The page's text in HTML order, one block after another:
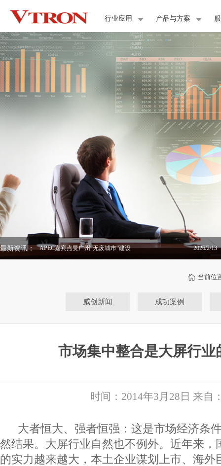
行业应用 产品与方案
最新资讯：
2026/2/13
APEC嘉宾点赞广州“无废城市”建设
威创“超融屏”助力中广核春耕深海
当前位
威创新闻 成功案例
市场集中整合是大屏行业
时间：2014年3月28日 来自
大者恒大、强者恒强：这是市场经济条
然结果。大屏行业自然也不例外。近年来，
的实力越来越大，本土企业谋划上市、海外